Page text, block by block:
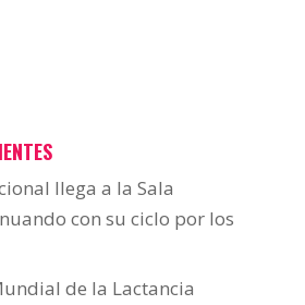
llega a la Sala
con su ciclo por los
de la Lactancia